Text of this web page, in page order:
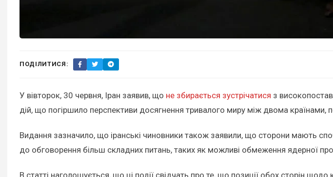
ПОДІЛИТИСЯ:
У вівторок, 30 червня, Іран заявив, що не збирається зустрічатися з
дій, що погіршило перспективи досягнення тривалого миру між двома країнами,
Видання зазначило, що іранські чиновники також заявили, що сторони мають
до обговорення більш складних питань, таких як можливі обмеження ядерної
В статті наголошується, що ці події свідчать про те, що позиції обох сторін